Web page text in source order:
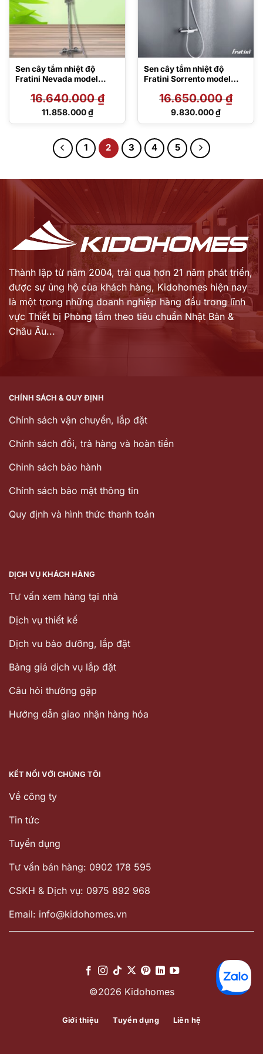
Sen cây tắm nhiệt độ
Fratini Nevada model
16.640.000₫
Giá
16.640.000 ₫.
11.858.000₫
Giá
tại
là:
11.858.000 ₫.
Sen cây tắm nhiệt độ
Fratini Sorrento model
16.650.000₫
Giá
16.650.000 ₫.
9.830.000₫
Giá
tại
là:
9.830.000 ₫.
1 2 3 4 5
Thành lập từ năm 2004, trải qua hơn 21 năm phát triển,
được sự ủng hộ của khách hàng, Kidohomes hiện nay
là một trong những doanh nghiệp hàng đầu trong lĩnh
vực Thiết bị Phòng tắm theo tiêu chuẩn Nhật Bản &
Châu Âu...
CHÍNH SÁCH & QUY ĐỊNH
Chính sách vận chuyển, lắp đặt
Chính sách đổi, trả hàng và hoàn tiền
Chinh sách bảo hành
Chính sách bảo mật thông tin
Quy định và hình thức thanh toán
DỊCH VỤ KHÁCH HÀNG
Tư vấn xem hàng tại nhà
Dịch vụ thiết kế
Dịch vu bảo dưỡng, lắp đặt
Bảng giá dịch vụ lắp đặt
Câu hỏi thường gặp
Hướng dẫn giao nhận hàng hóa
KẾT NỐI VỚI CHÚNG TÔI
Về công ty
Tin tức
Tuyển dụng
Tư vấn bán hàng: 0902 178 595
CSKH & Dịch vụ: 0975 892 968
Email: info@kidohomes.vn
©2026 Kidohomes
Giới thiệu Tuyển dụng Liên hệ